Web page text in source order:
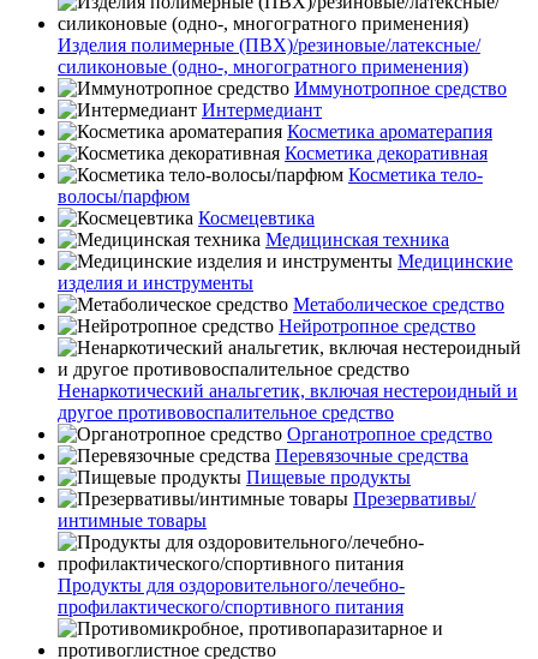
Изделия полимерные (ПВХ)/резиновые/латексные/
силиконовые (одно-, многогратного применения)
Иммунотропное средство
Интермедиант
Косметика ароматерапия
Косметика декоративная
Косметика тело-
волосы/парфюм
Космецевтика
Медицинская техника
Медицинские
изделия и инструменты
Метаболическое средство
Нейротропное средство
Ненаркотический анальгетик, включая нестероидный и
другое противовоспалительное средство
Органотропное средство
Перевязочные средства
Пищевые продукты
Презервативы/
интимные товары
Продукты для оздоровительного/лечебно-
профилактического/спортивного питания